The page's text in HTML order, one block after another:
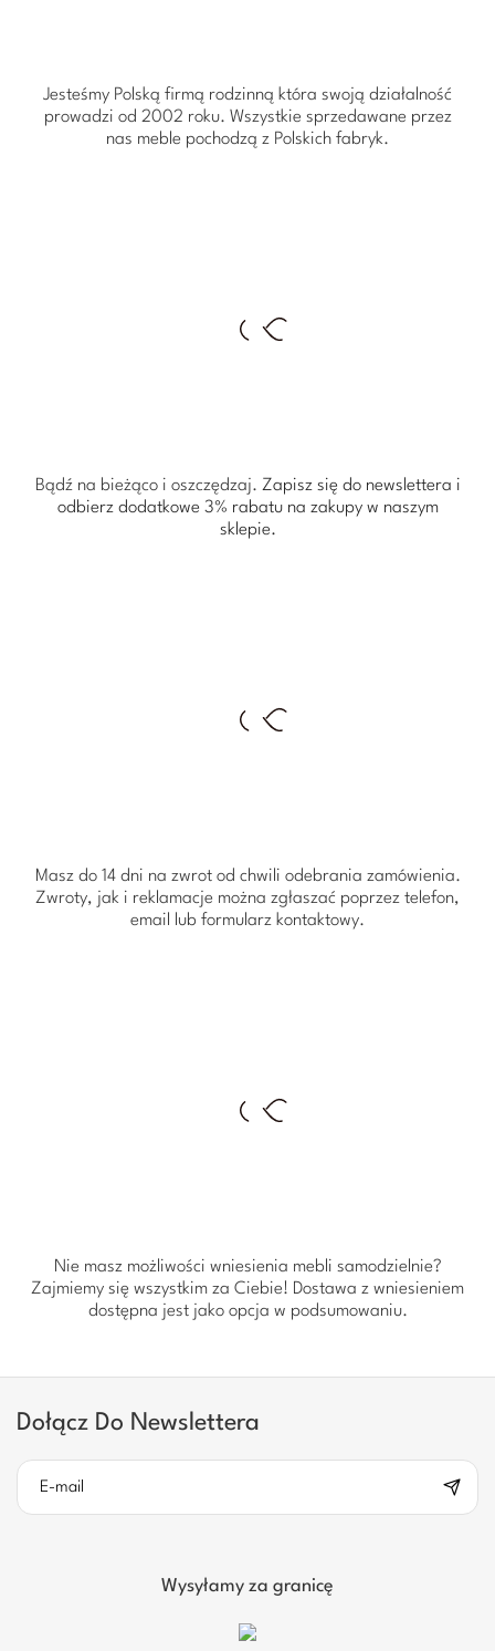
Jesteśmy Polską firmą rodzinną która swoją działalność
prowadzi od 2002 roku. Wszystkie sprzedawane przez
nas meble pochodzą z Polskich fabryk.
Bądź na bieżąco i oszczędzaj. Zapisz się do newslettera i
odbierz dodatkowe 3% rabatu na zakupy w naszym
sklepie.
Masz do 14 dni na zwrot od chwili odebrania zamówienia.
Zwroty, jak i reklamacje można zgłaszać poprzez telefon,
email lub formularz kontaktowy.
Nie masz możliwości wniesienia mebli samodzielnie?
Zajmiemy się wszystkim za Ciebie! Dostawa z wniesieniem
dostępna jest jako opcja w podsumowaniu.
Dołącz Do Newslettera
Wysyłamy za granicę